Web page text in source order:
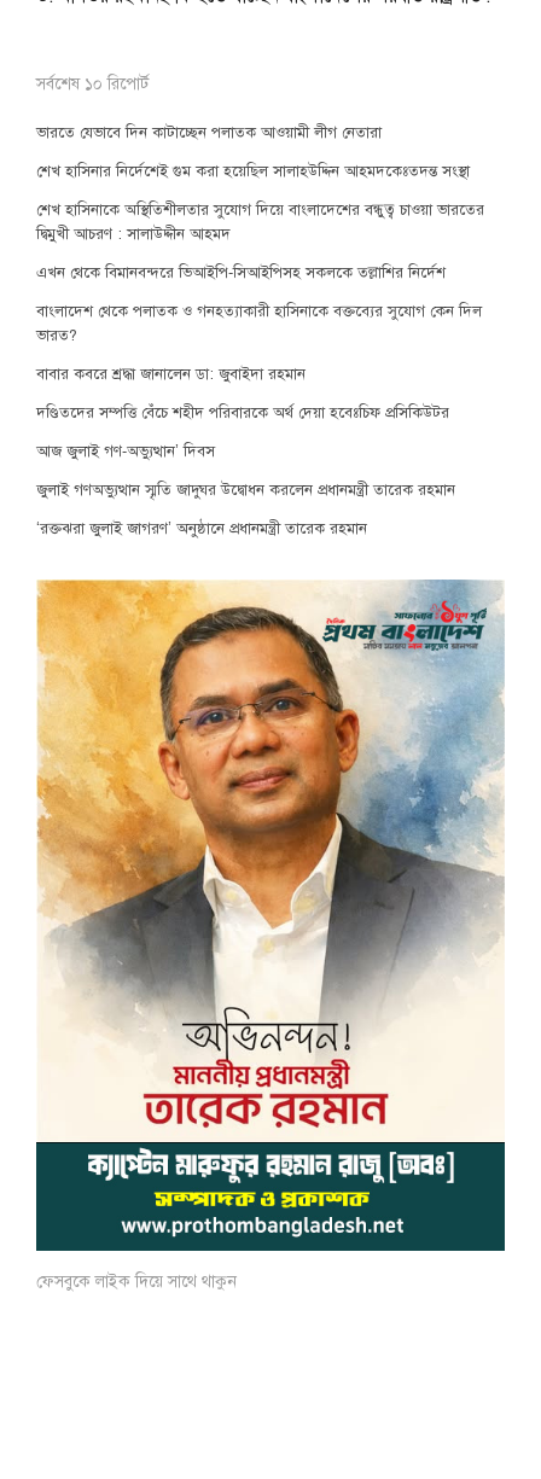
সর্বশেষ ১০ রিপোর্ট
ভারতে যেভাবে দিন কাটাচ্ছেন পলাতক আওয়ামী লীগ নেতারা
শেখ হাসিনার নির্দেশেই গুম করা হয়েছিল সালাহউদ্দিন আহমদকেঃতদন্ত সংস্থা
শেখ হাসিনাকে অস্থিতিশীলতার সুযোগ দিয়ে বাংলাদেশের বন্ধুত্ব চাওয়া ভারতের
দ্বিমুখী আচরণ : সালাউদ্দীন আহমদ
এখন থেকে বিমানবন্দরে ভিআইপি-সিআইপিসহ সকলকে তল্লাশির নির্দেশ
বাংলাদেশ থেকে পলাতক ও গনহত্যাকারী হাসিনাকে বক্তব্যের সুযোগ কেন দিল
ভারত?
বাবার কবরে শ্রদ্ধা জানালেন ডা: জুবাইদা রহমান
দণ্ডিতদের সম্পত্তি বেঁচে শহীদ পরিবারকে অর্থ দেয়া হবেঃচিফ প্রসিকিউটর
আজ জুলাই গণ-অভ্যুত্থান’ দিবস
জুলাই গণঅভ্যুত্থান স্মৃতি জাদুঘর উদ্বোধন করলেন প্রধানমন্ত্রী তারেক রহমান
‘রক্তঝরা জুলাই জাগরণ’ অনুষ্ঠানে প্রধানমন্ত্রী তারেক রহমান
ফেসবুকে লাইক দিয়ে সাথে থাকুন